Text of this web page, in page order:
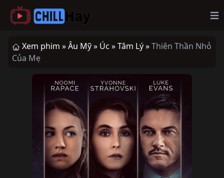
Xem phim »Âu Mỹ » Úc »Tâm Lý »Thiên Thần Nhỏ
Của Mẹ